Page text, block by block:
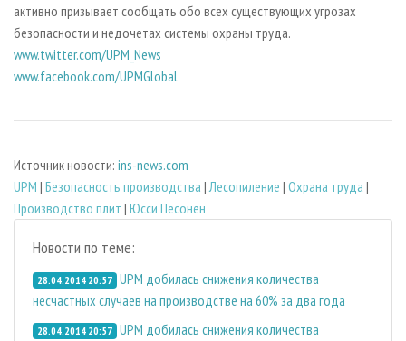
активно призывает сообщать обо всех существующих угрозах
безопасности и недочетах системы охраны труда.
www.twitter.com/UPM_News
www.facebook.com/UPMGlobal
Источник новости: ins-news.com
UPM | Безопасность производства |Лесопиление | Охрана труда |
Производство плит | Юсси Песонен
Новости по теме:
28.04.2014 20:57 UPM добилась снижения количества
несчастных случаев на производстве на 60% за два года
28.04.2014 20:57 UPM добилась снижения количества